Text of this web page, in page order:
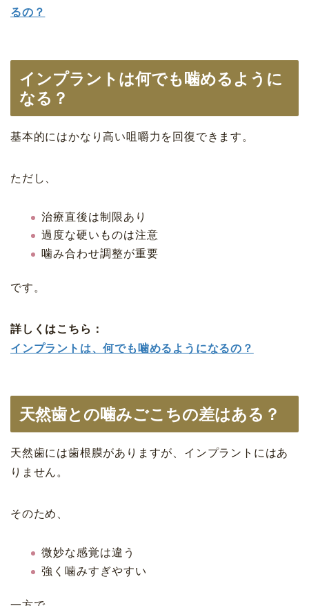
るの？
インプラントは何でも噛めるように
なる？
基本的にはかなり高い咀嚼力を回復できます。
ただし、
治療直後は制限あり
過度な硬いものは注意
噛み合わせ調整が重要
です。
詳しくはこちら：
インプラントは、何でも噛めるようになるの？
天然歯との噛みごこちの差はある？
天然歯には歯根膜がありますが、インプラントにはあ
りません。
そのため、
微妙な感覚は違う
強く噛みすぎやすい